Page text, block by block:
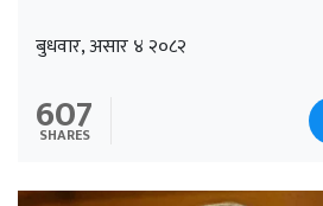
बुधवार, असार ४ २०८२
607
SHARES